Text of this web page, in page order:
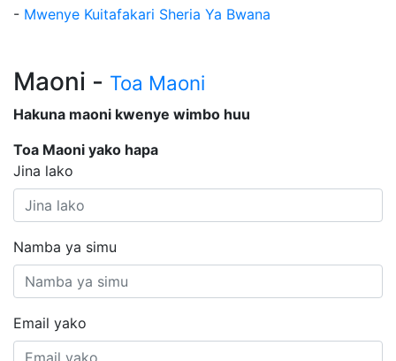
- Mwenye Kuitafakari Sheria Ya Bwana
Maoni - Toa Maoni
Hakuna maoni kwenye wimbo huu
Toa Maoni yako hapa
Jina lako
Namba ya simu
Email yako